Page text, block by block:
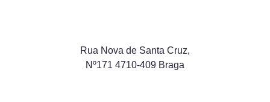
Rua Nova de Santa Cruz,
Nº171 4710-409 Braga